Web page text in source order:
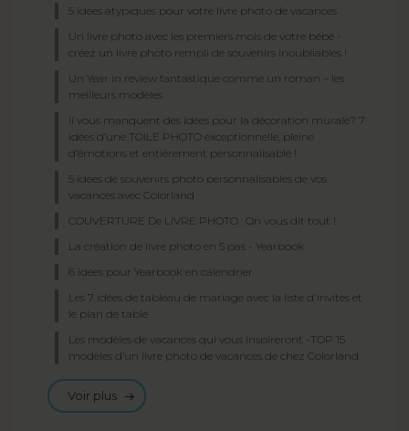
5 idées atypiques pour votre livre photo de vacances
Un livre photo avec les premiers mois de votre bébé -
créez un livre photo rempli de souvenirs inoubliables !
Un Year in review fantastique comme un roman – les
meilleurs modèles
II vous manquent des idées pour la décoration murale? 7
idées d’une TOILE PHOTO exceptionnelle, pleine
d’émotions et entièrement personnalisable !
5 idées de souvenirs photo personnalisables de vos
vacances avec Colorland
COUVERTURE De LIVRE PHOTO : On vous dit tout !
La création de livre photo en 5 pas - Yearbook
6 idées pour Yearbook en calendrier
Les 7 idées de tableau de mariage avec la liste d'invites et
le plan de table
Les modèles de vacances qui vous inspireront -TOP 15
modèles d’un livre photo de vacances de chez Colorland
Voir plus